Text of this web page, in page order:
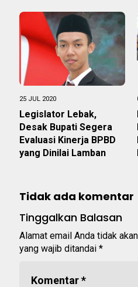
25 JUL 2020
Legislator Lebak,
Desak Bupati Segera
Evaluasi Kinerja BPBD
yang Dinilai Lamban
Tidak ada komentar
Tinggalkan Balasan
Alamat email Anda tidak
yang wajib ditandai *
Komentar*